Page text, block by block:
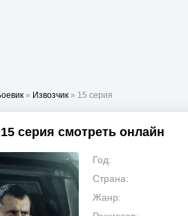
» Извозчик » 15 серия
серия смотреть онлайн
Год:
Страна:
Жанр: